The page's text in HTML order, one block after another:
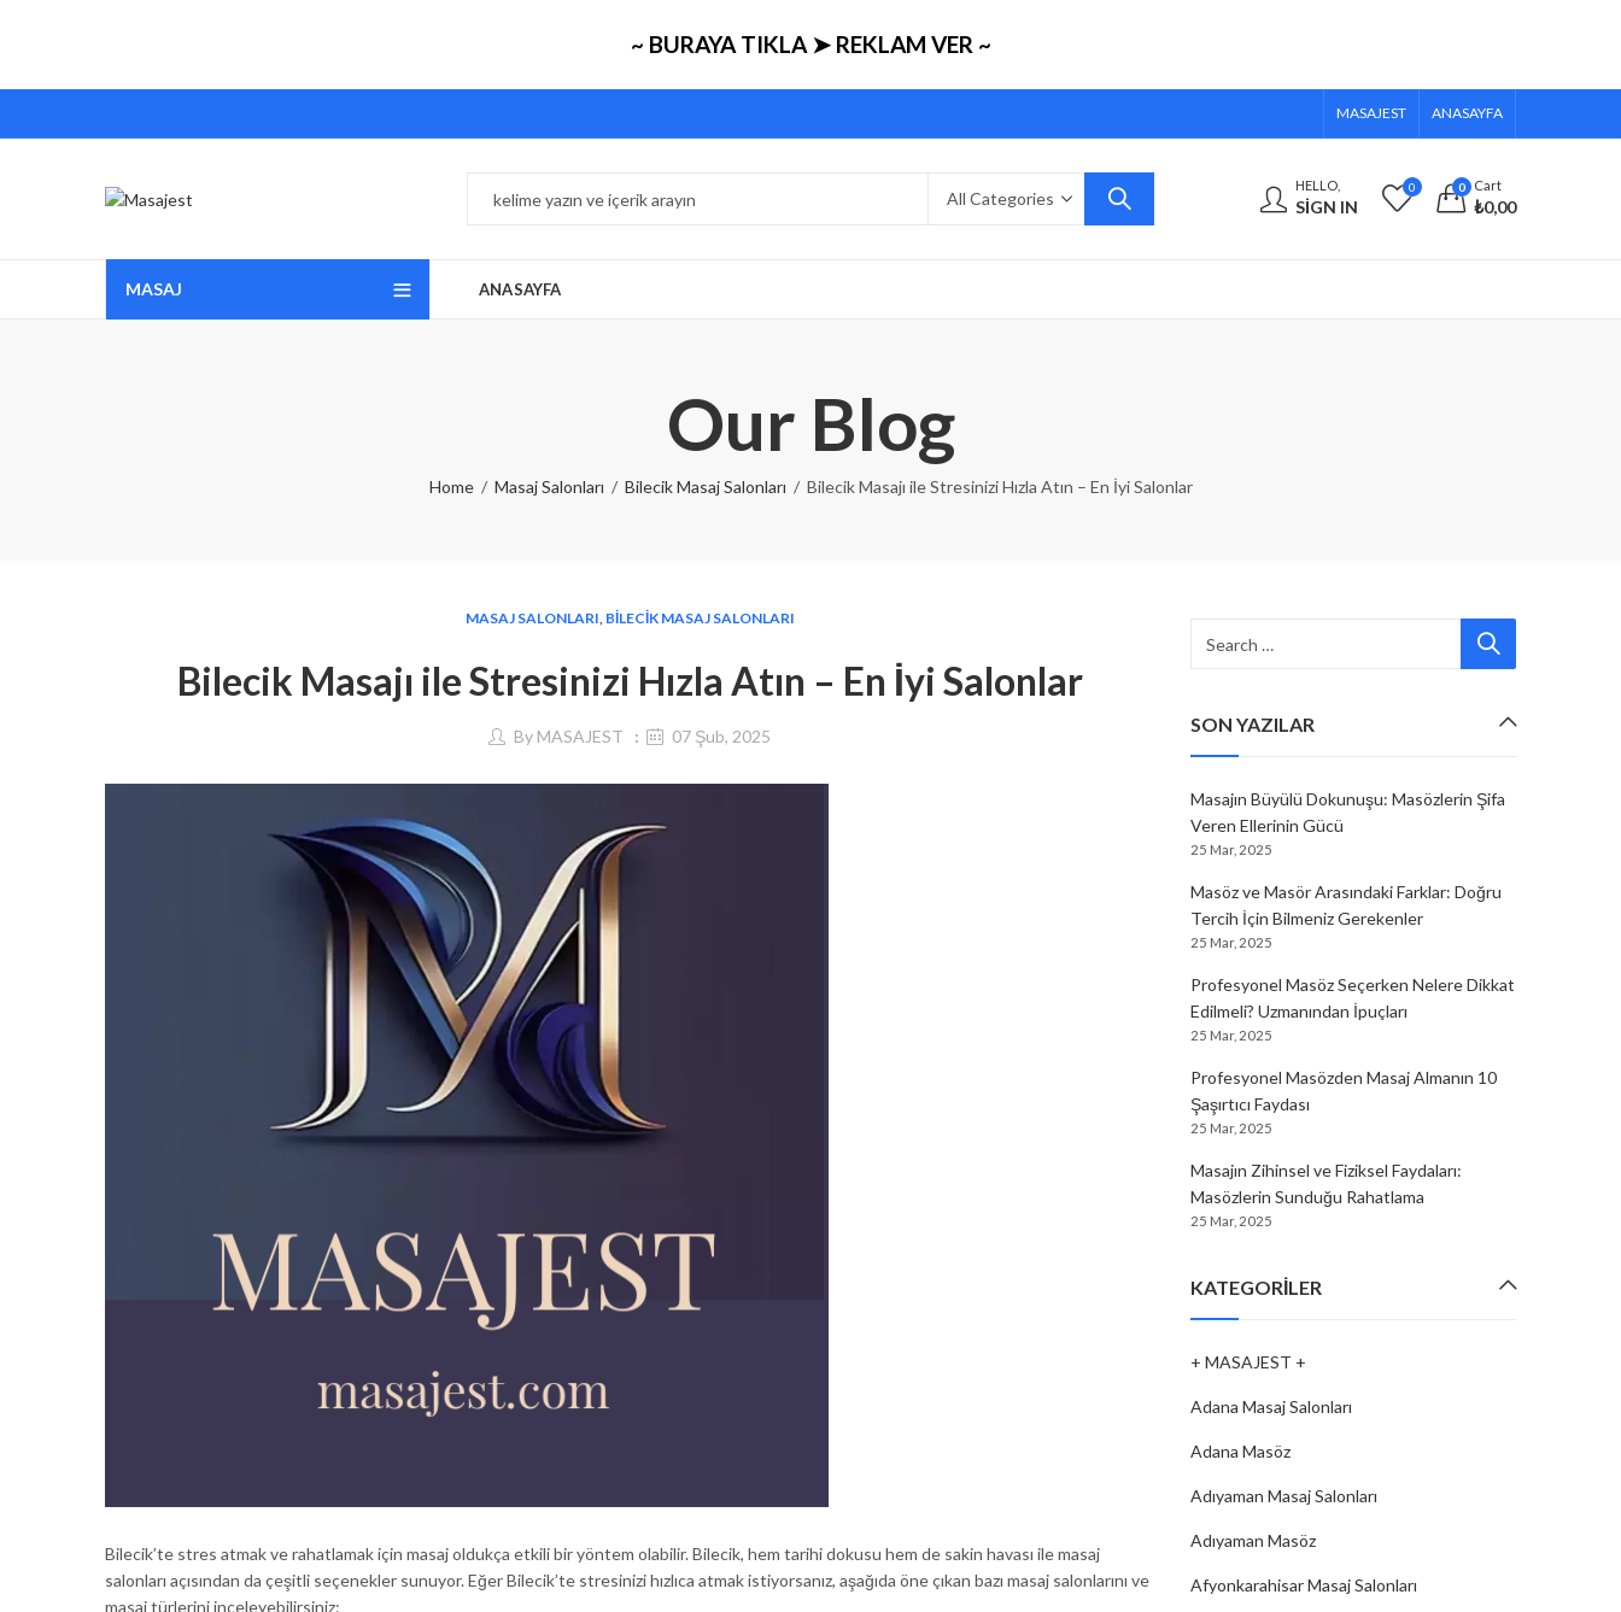
~ BURAYA TIKLA ➤ REKLAM VER ~
MASAJEST ANASAYFA
HELLO,
SIGN IN
0 0 Cart
₺0,00
MASAJ ANASAYFA
Our Blog
Home Masaj Salonları Bilecik Masaj Salonları Bilecik Masajı ile Stresinizi Hızla Atın – En İyi Salonlar
MASAJ SALONLARI, BILECIK MASAJ SALONLARI
Bilecik Masajı ile Stresinizi Hızla Atın – En İyi Salonlar
By MASAJEST 07 Şub, 2025
Bilecik’te stres atmak ve rahatlamak için masaj oldukça etkili bir yöntem olabilir. Bilecik, hem tarihi dokusu hem de sakin havası ile masaj
salonları açısından da çeşitli seçenekler sunuyor. Eğer Bilecik’te stresinizi hızlıca atmak istiyorsanız, aşağıda öne çıkan bazı masaj salonlarını ve
masaj türlerini inceleyebilirsiniz:
SON YAZILAR
Masajın Büyülü Dokunuşu: Masözlerin Şifa
Veren Ellerinin Gücü
25 Mar, 2025
Masöz ve Masör Arasındaki Farklar: Doğru
Tercih İçin Bilmeniz Gerekenler
25 Mar, 2025
Profesyonel Masöz Seçerken Nelere Dikkat
Edilmeli? Uzmanından İpuçları
25 Mar, 2025
Profesyonel Masözden Masaj Almanın 10
Şaşırtıcı Faydası
25 Mar, 2025
Masajın Zihinsel ve Fiziksel Faydaları:
Masözlerin Sunduğu Rahatlama
25 Mar, 2025
KATEGORILER
+ MASAJEST +
Adana Masaj Salonları
Adana Masöz
Adıyaman Masaj Salonları
Adıyaman Masöz
Afyonkarahisar Masaj Salonları